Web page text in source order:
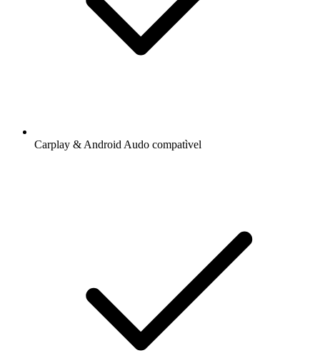
Carplay & Android Audo compatìvel